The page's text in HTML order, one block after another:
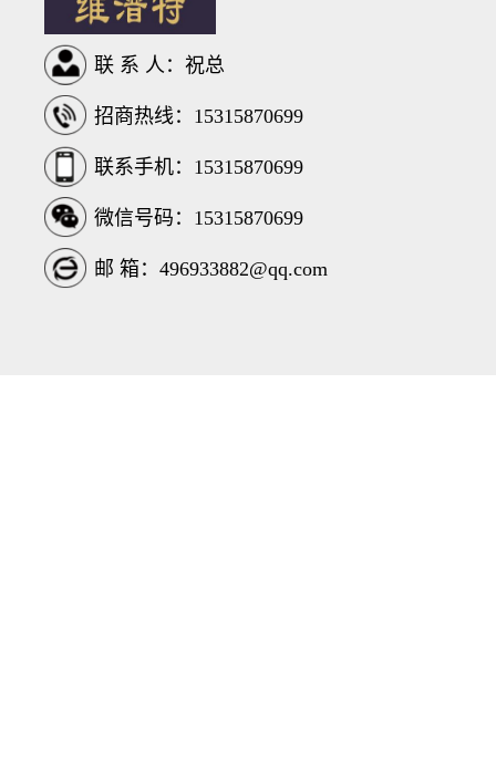
联 系 人：祝总
招商热线：15315870699
联系手机：15315870699
微信号码：15315870699
邮 箱：496933882@qq.com